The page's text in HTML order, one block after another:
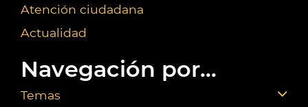
Atención ciudadana
Actualidad
Navegación por...
Temas